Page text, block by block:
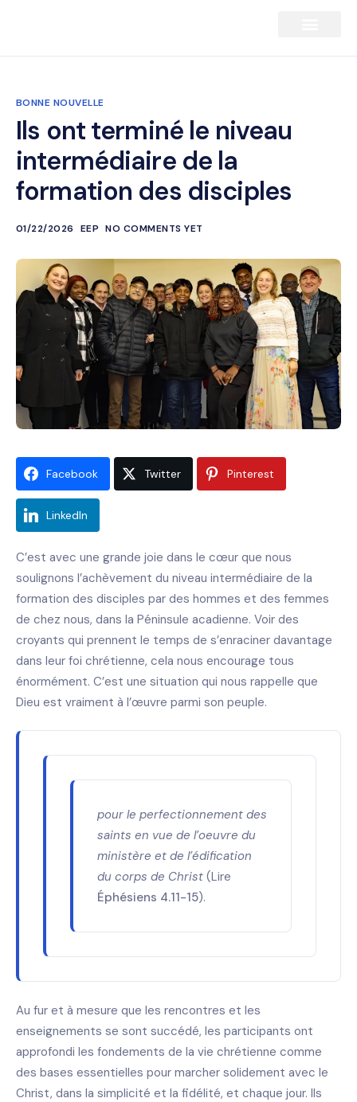
BONNE NOUVELLE
Ils ont terminé le niveau
intermédiaire de la
formation des disciples
01/22/2026 EEP NO COMMENTS YET
Facebook Twitter Pinterest
LinkedIn
C’est avec une grande joie dans le cœur que nous
soulignons l’achèvement du niveau intermédiaire de la
formation des disciples par des hommes et des femmes
de chez nous, dans la Péninsule acadienne. Voir des
croyants qui prennent le temps de s’enraciner davantage
dans leur foi chrétienne, cela nous encourage tous
énormément. C’est une situation qui nous rappelle que
Dieu est vraiment à l’œuvre parmi son peuple.
pour le perfectionnement des
saints en vue de l’oeuvre du
ministère et de l’édification
du corps de Christ (Lire
Éphésiens 4.11-15).
Au fur et à mesure que les rencontres et les
enseignements se sont succédé, les participants ont
approfondi les fondements de la vie chrétienne comme
des bases essentielles pour marcher solidement avec le
Christ, dans la simplicité et la fidélité, et chaque jour. Ils